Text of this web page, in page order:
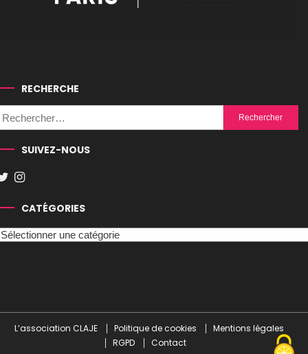
RECHERCHE
Rechercher :
SUIVEZ-NOUS
CATÉGORIES
L’association CLAJE Politique de cookies
Mentions légales
RGPD
Contact